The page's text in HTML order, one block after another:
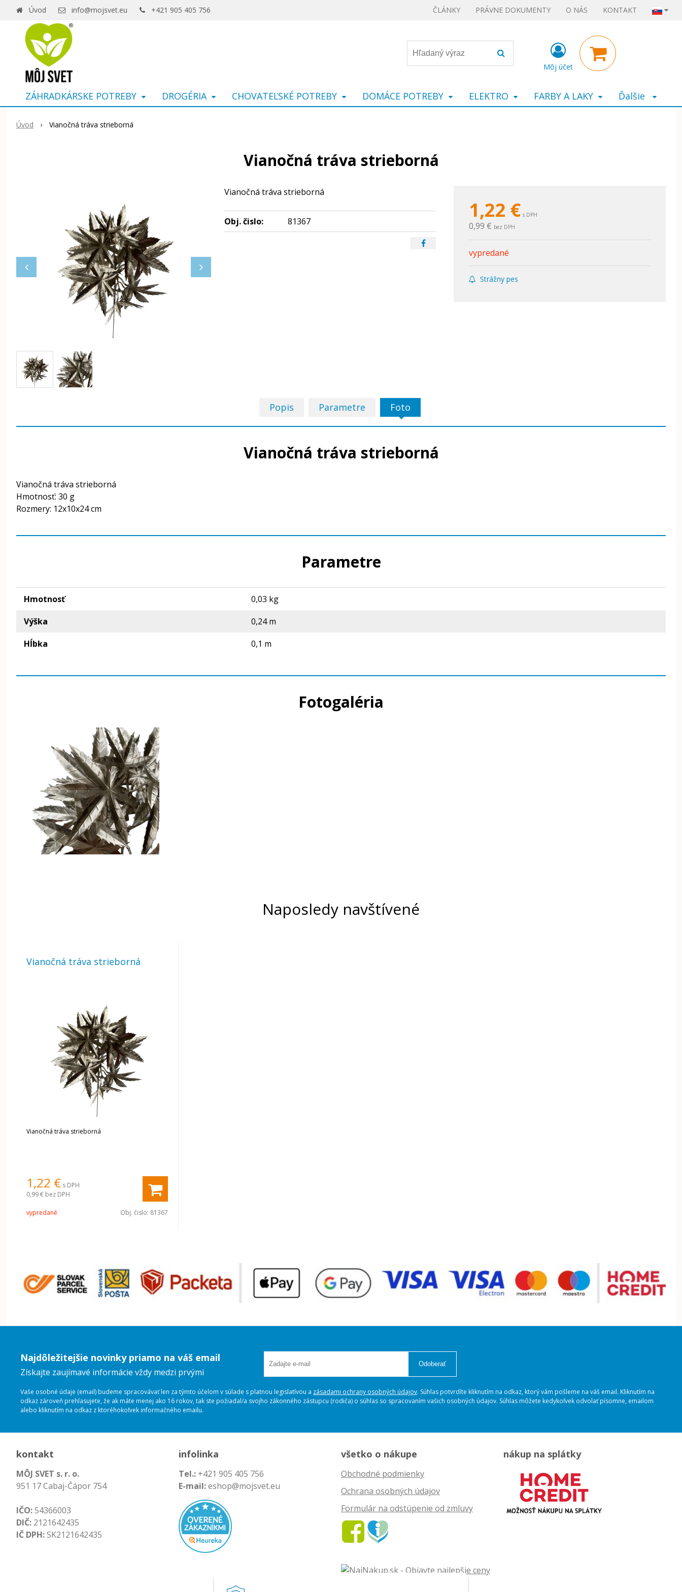
Úvod info@mojsvet.eu +421 905 405 756 ČLÁNKY PRÁVNE DOKUMENTY O NÁS KONTAKT
Môj účet
ZÁHRADKÁRSKE POTREBY DROGÉRIA CHOVATEĽSKÉ POTREBY DOMÁCE POTREBY ELEKTRO FARBY A LAKY Ďalšie
Úvod Vianočná tráva strieborná
Vianočná tráva strieborná
1,22 € s DPH
0,99 € bez DPH
vypredané
Strážny pes
Vianočná tráva strieborná
Obj. čislo: 81367
Popis Parametre Foto
Vianočná tráva strieborná
Vianočná tráva strieborná
Hmotnosť: 30 g
Rozmery: 12x10x24 cm
Parametre
Hmotnosť
0,03 kg
Výška
0,24 m
Hĺbka
0,1 m
Fotogaléria
Naposledy navštívené
Vianočná tráva strieborná
Vianočná tráva strieborná
1,22 € s DPH
0,99 € bez DPH
vypredané Obj. čislo: 81367
Najdôležitejšie novinky priamo na váš email
Získajte zaujímavé informácie vždy medzi prvými
Odoberať
Vaše osobné údaje (email) budeme spracovávať len za týmto účelom v súlade s platnou legislatívou a zásadami ochrany osobných údajov. Súhlas potvrdíte kliknutím na odkaz, ktorý vám pošleme na váš email. Kliknutím na
odkaz zároveň prehlasujete, že ak máte menej ako 16 rokov, tak ste požiadal/a svojho zákonného zástupcu (rodiča) o súhlas so spracovaním vašich osobných údajov. Súhlas môžete kedykoľvek odvolať písomne, emailom
alebo kliknutím na odkaz z ktoréhokoľvek informačného emailu.
kontakt
MÔJ SVET s. r. o.
951 17 Cabaj-Čápor 754
IČO:54366003
DIČ: 2121642435
IČ DPH:SK2121642435
infolinka
Tel.: +421 905 405 756
E-mail:eshop@mojsvet.eu
všetko o nákupe
Obchodné podmienky
Ochrana osobných údajov
Formulár na odstúpenie od zmluvy
nákup na splátky